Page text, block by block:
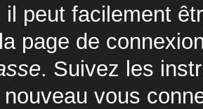
il peut facilement
page de
. Suivez les
vous